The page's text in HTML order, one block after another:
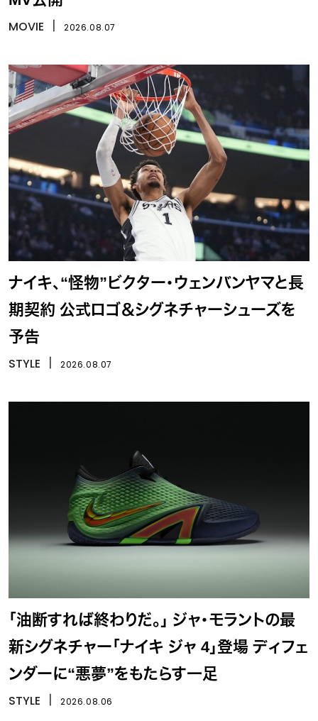
MOVIE 2026.08.07
ナイキ、“怪物”ビクター・ウェンバンヤマと長
期契約 公式ロゴ＆シグネチャーシューズを
予告
STYLE 2026.08.07
「油断すれば終わりだ。」 ジャ・モラントの最
新シグネチャー「ナイキ ジャ 4」登場 ディフェ
ンダーに“悪夢”をもたらす一足
STYLE 2026.08.06